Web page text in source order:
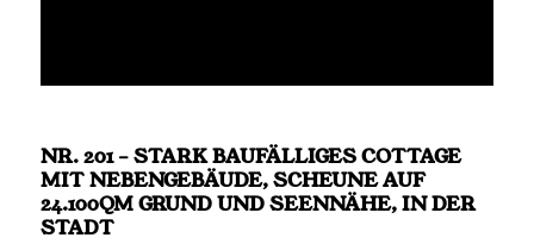
NR. 201 – STARK BAUFÄLLIGES COTTAGE
MIT NEBENGEBÄUDE, SCHEUNE AUF
24.100QM GRUND UND SEENNÄHE, IN DER
STADT